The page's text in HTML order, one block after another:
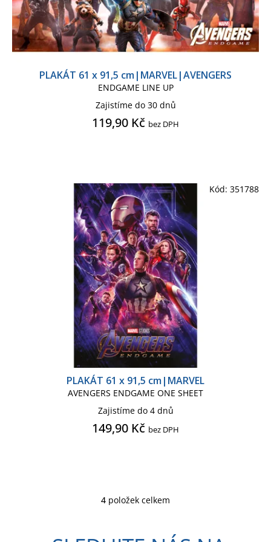
PLAKÁT 61 x 91,5 cm|MARVEL|AVENGERS
ENDGAME LINE UP
Zajistíme do 30 dnů
119,90 Kč bez DPH
PLAKÁT 61 x 91,5 cm|MARVEL
AVENGERS ENDGAME ONE SHEET
Zajistíme do 4 dnů
149,90 Kč bez DPH
Kód: 351788
O
4 položek celkem